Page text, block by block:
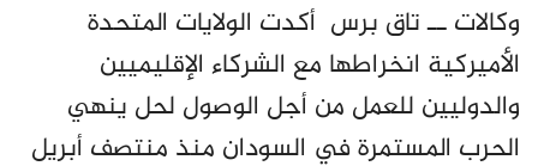
وكالات ــ تاق برس أكدت الولايات المتحدة
الأميركية انخراطها مع الشركاء الإقليميين
والدوليين للعمل من أجل الوصول لحل ينهي
الحرب المستمرة في السودان منذ منتصف أبريل